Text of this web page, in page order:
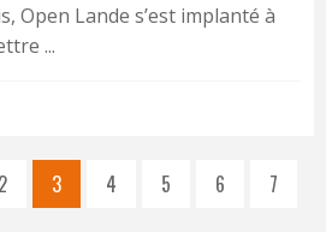
Open Lande s’est implanté à
...
2 3 4 5 6
7